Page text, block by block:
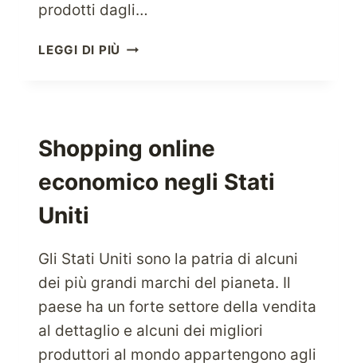
prodotti dagli…
LEGGI DI PIÙ QUAL
PER
ACQUISTARE
PRODOTTI
Shopping online
economico negli Stati
Uniti
Gli Stati Uniti sono la patria di alcuni
dei più grandi marchi del pianeta. Il
paese ha un forte settore della vendita
al dettaglio e alcuni dei migliori
produttori al mondo appartengono agli